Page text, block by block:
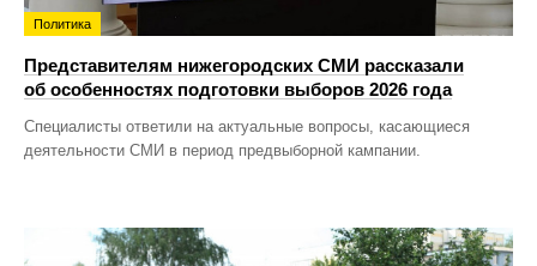
Политика
Представителям нижегородских СМИ рассказали
об особенностях подготовки выборов 2026 года
Специалисты ответили на актуальные вопросы, касающиеся
деятельности СМИ в период предвыборной кампании.